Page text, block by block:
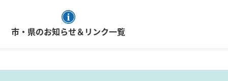
市・県のお知らせ＆リンク一覧